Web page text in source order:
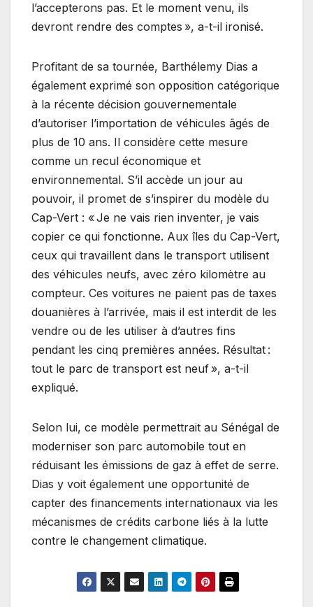
l’accepterons pas. Et le moment venu, ils
devront rendre des comptes », a-t-il ironisé.
Profitant de sa tournée, Barthélemy Dias a
également exprimé son opposition catégorique
à la récente décision gouvernementale
d’autoriser l’importation de véhicules âgés de
plus de 10 ans. Il considère cette mesure
comme un recul économique et
environnemental. S’il accède un jour au
pouvoir, il promet de s’inspirer du modèle du
Cap-Vert : « Je ne vais rien inventer, je vais
copier ce qui fonctionne. Aux îles du Cap-Vert,
ceux qui travaillent dans le transport utilisent
des véhicules neufs, avec zéro kilomètre au
compteur. Ces voitures ne paient pas de taxes
douanières à l’arrivée, mais il est interdit de les
vendre ou de les utiliser à d’autres fins
pendant les cinq premières années. Résultat :
tout le parc de transport est neuf », a-t-il
expliqué.
Selon lui, ce modèle permettrait au Sénégal de
moderniser son parc automobile tout en
réduisant les émissions de gaz à effet de serre.
Dias y voit également une opportunité de
capter des financements internationaux via les
mécanismes de crédits carbone liés à la lutte
contre le changement climatique.